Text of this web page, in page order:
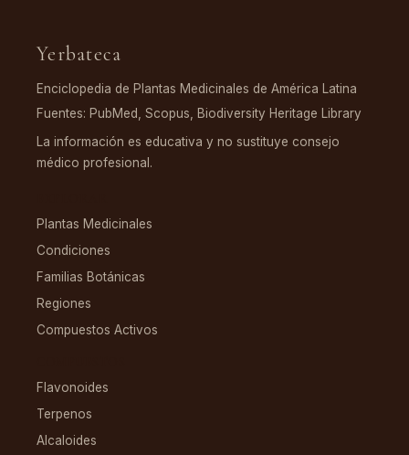
Yerbateca
Enciclopedia de Plantas Medicinales de América Latina
Fuentes: PubMed, Scopus, Biodiversity Heritage Library
La información es educativa y no sustituye consejo
médico profesional.
Plantas Medicinales
Condiciones
Familias Botánicas
Regiones
Compuestos Activos
Flavonoides
Terpenos
Alcaloides